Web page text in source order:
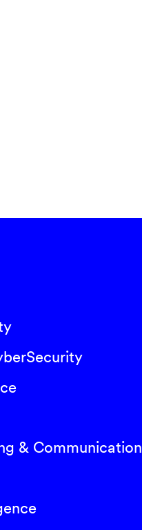
& Communication